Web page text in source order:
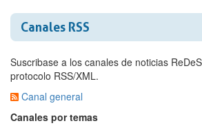
Canales RSS
Suscribase a los canales de noticias
protocolo RSS/XML.
Canal general
Canales por temas